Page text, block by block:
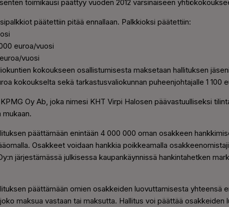
toimikausi päättyy vuoden 2012 varsinaiseen
päätettiin pitää ennallaan. Palkkioksi päätettiin:
euroa/vuosi
vuosi
kokoukseen osallistumisesta maksetaan hallituksen
kokoukselta sekä tarkastusvaliokunnan puheenjohtajalle 1 100
Oy Ab, joka nimesi KHT Virpi Halosen päävastuulliseksi
mukaan.
päättämään enintään 4 000 000 oman osakkeen
Osakkeet voidaan hankkia poikkeamalla
järjestämässä julkisessa kaupankäynnissä hankintahetken
päättämään omien osakkeiden luovuttamisesta yhteensä
maksua vastaan tai maksutta. Hallitus voi päättää